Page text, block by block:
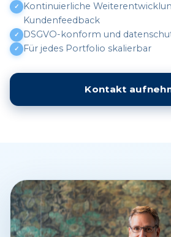
Kontinuierliche
Kundenfeedback
DSGVO-konform und
Für jedes Portfolio skalierbar
Kontakt